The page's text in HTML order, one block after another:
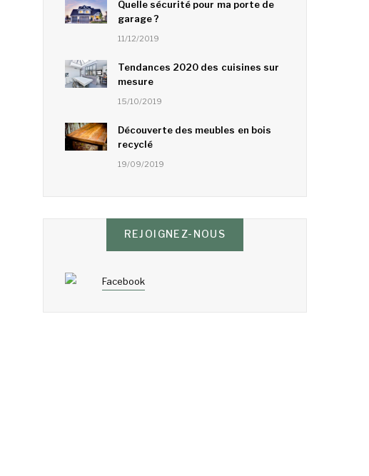
Quelle sécurité pour ma porte de
garage ?
11/12/2019
Tendances 2020 des cuisines sur
mesure
15/10/2019
Découverte des meubles en bois
recyclé
19/09/2019
REJOIGNEZ-NOUS
Facebook